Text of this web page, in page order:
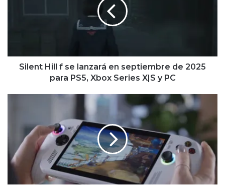
para
PS5,Silent Hill f se lanzará en septiembre de 2025
para PS5, Xbox Series X|S y PC
presentan
consola
portátil
Xbox